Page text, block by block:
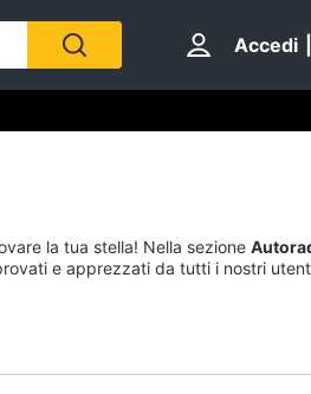
Accedi
bordo
la tua stella! Nella sezione
e apprezzati da tutti i nostri